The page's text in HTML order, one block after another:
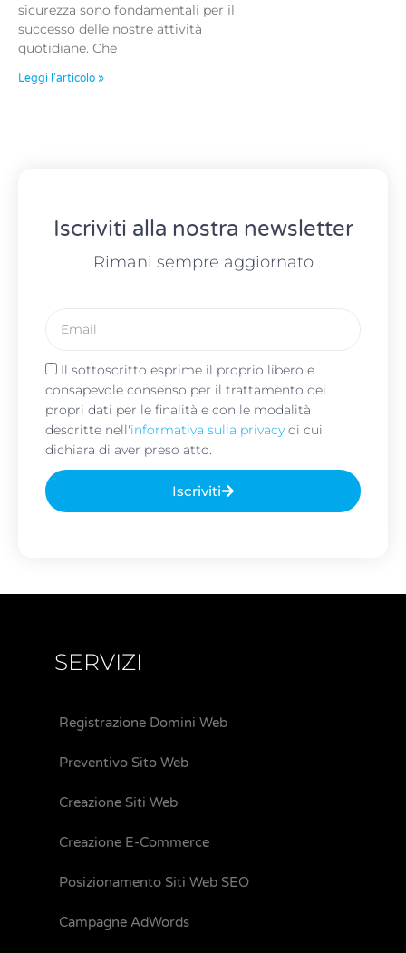
sicurezza sono fondamentali per il
successo delle nostre attività
quotidiane. Che
Leggi l'articolo »
Iscriviti alla nostra newsletter
Rimani sempre aggiornato
Il sottoscritto esprime il proprio libero e
consapevole consenso per il trattamento dei
propri dati per le finalità e con le modalità
descritte nell'informativa sulla privacy di cui
dichiara di aver preso atto.
Iscriviti
SERVIZI
Registrazione Domini Web
Preventivo Sito Web
Creazione Siti Web
Creazione E-Commerce
Posizionamento Siti Web SEO
Campagne AdWords